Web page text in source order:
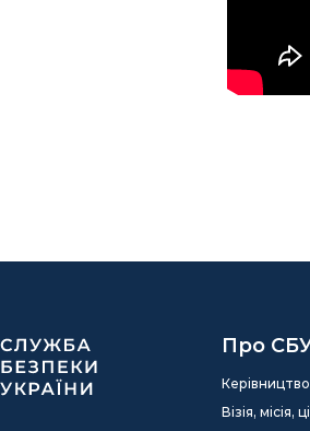
Про
Керівництво
Візія, місія,